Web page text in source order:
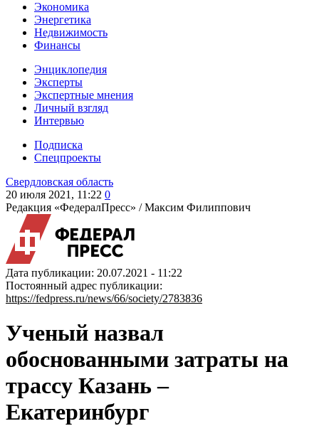
Экономика
Энергетика
Недвижимость
Финансы
Энциклопедия
Эксперты
Экспертные мнения
Личный взгляд
Интервью
Подписка
Спецпроекты
Свердловская область
20 июля 2021, 11:22 0
Редакция «ФедералПресс» /Максим Филиппович
Дата публикации: 20.07.2021 - 11:22
Постоянный адрес публикации:
https://fedpress.ru/news/66/society/2783836
Ученый назвал
обоснованными затраты на
трассу Казань –
Екатеринбург